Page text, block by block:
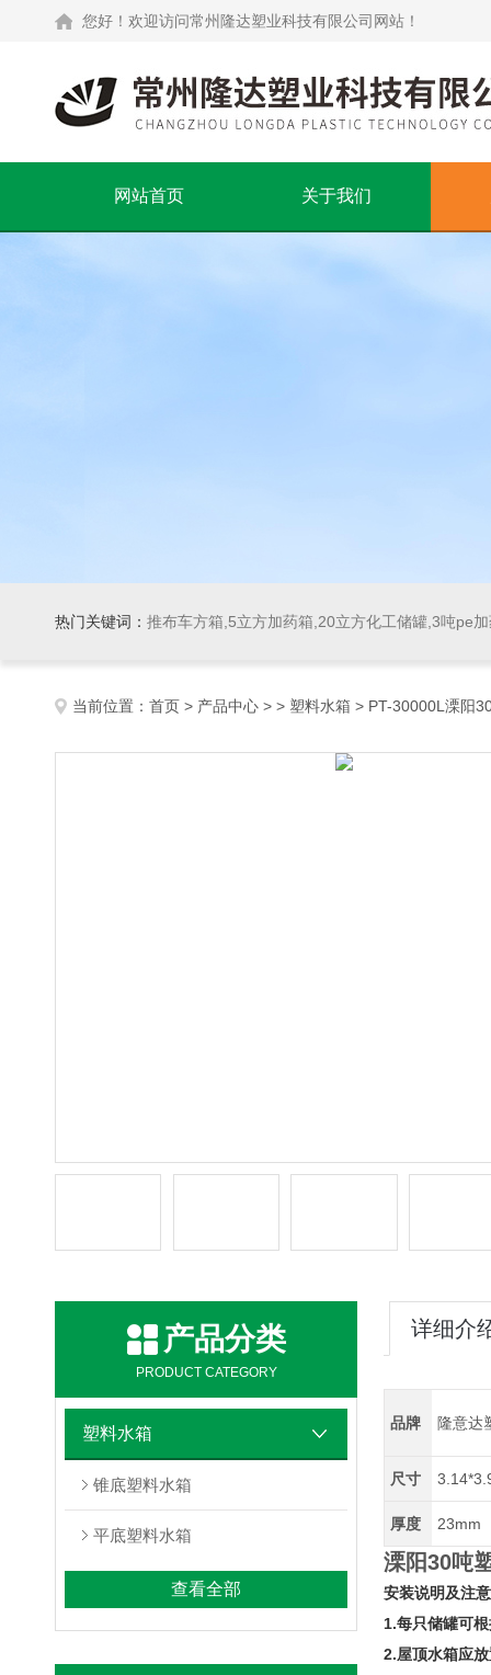
您好！欢迎访问常州隆达塑业科技有限公司网站！
网站首页 关于我们
热门关键词： 推布车方箱,5立方加药箱,20立方化工储罐,3吨pe
当前位置： 首页 > 产品中心 > > 塑料水箱 > PT-30000L溧阳
产品分类
PRODUCT CATEGORY
塑料水箱
锥底塑料水箱
平底塑料水箱
查看全部
详细介
品牌 隆意达
尺寸
厚度 23mm
溧阳30吨
安装说明及注
1.每只储罐可
2.屋顶水箱应